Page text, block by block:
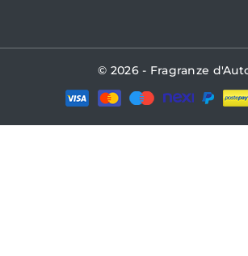
© 2026 - Fragranze